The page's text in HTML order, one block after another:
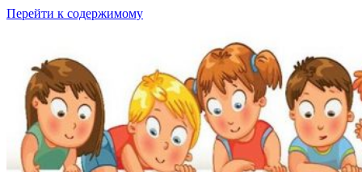
Перейти к содержимому